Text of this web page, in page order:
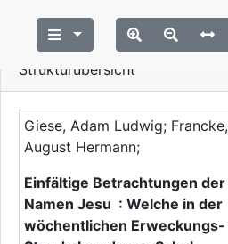
Strukturübersicht
Giese, Adam Ludwig; Francke,
August Hermann;
Einfältige Betrachtungen der
Namen Jesu : Welche in der
wöchentlichen Erweckungs-